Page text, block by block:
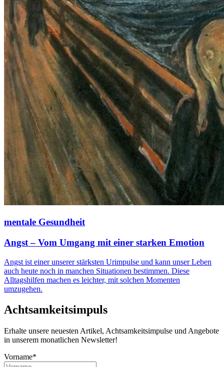
mentale Gesundheit
Angst – Vom Umgang mit einer starken Emotion
Angst ist einer unserer stärksten Urimpulse und kann unser Leben
auch heute noch in manchen Situationen bestimmen. Diese
Alltagshilfen machen es leichter, mit solchen Momenten
umzugehen.
Achtsamkeitsimpuls
Erhalte unsere neuesten Artikel, Achtsamkeitsimpulse und Angebote
in unserem monatlichen Newsletter!
Vorname*